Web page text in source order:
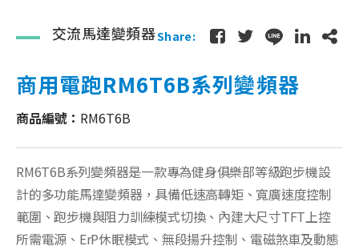
交流馬達變頻器Share:
商用電跑RM6T6B系列變頻器
商品編號： RM6T6B
RM6T6B系列變頻器是一款專為健身俱樂部等級跑步機設
計的多功能馬達變頻器，具備低速高轉矩、寬廣速度控制
範圍、跑步機與阻力訓練模式切換、內建大尺寸TFT上控
所需電源、ErP休眠模式、無段揚升控制、電磁煞車及動態